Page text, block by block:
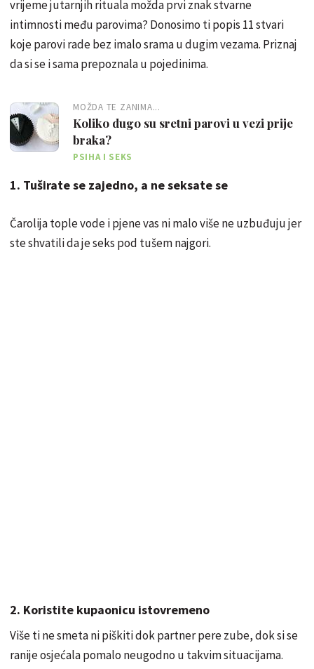
vrijeme jutarnjih rituala možda prvi znak stvarne
intimnosti među parovima? Donosimo ti popis 11 stvari
koje parovi rade bez imalo srama u dugim vezama. Priznaj
da si se i sama prepoznala u pojedinima.
MOŽDA TE ZANIMA...
Koliko dugo su sretni parovi u vezi prije
braka?
PSIHA I SEKS
1. Tuširate se zajedno, a ne seksate se
Čarolija tople vode i pjene vas ni malo više ne uzbuđuju jer
ste shvatili da je seks pod tušem najgori.
2. Koristite kupaonicu istovremeno
Više ti ne smeta ni piškiti dok partner pere zube, dok si se
ranije osjećala pomalo neugodno u takvim situacijama.